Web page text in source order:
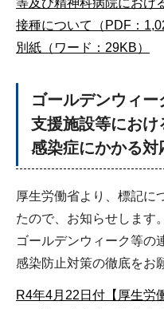
接種について（PDF：
別紙（ワード：29KB）
ゴールデンウィ
支援施設等におけ
感染症にかかる対
厚生労働省より、標記に
たので、お知らせします。
ゴールデンウィーク等の
感染防止対策の徹底をお
R4年4月22日付【厚生労